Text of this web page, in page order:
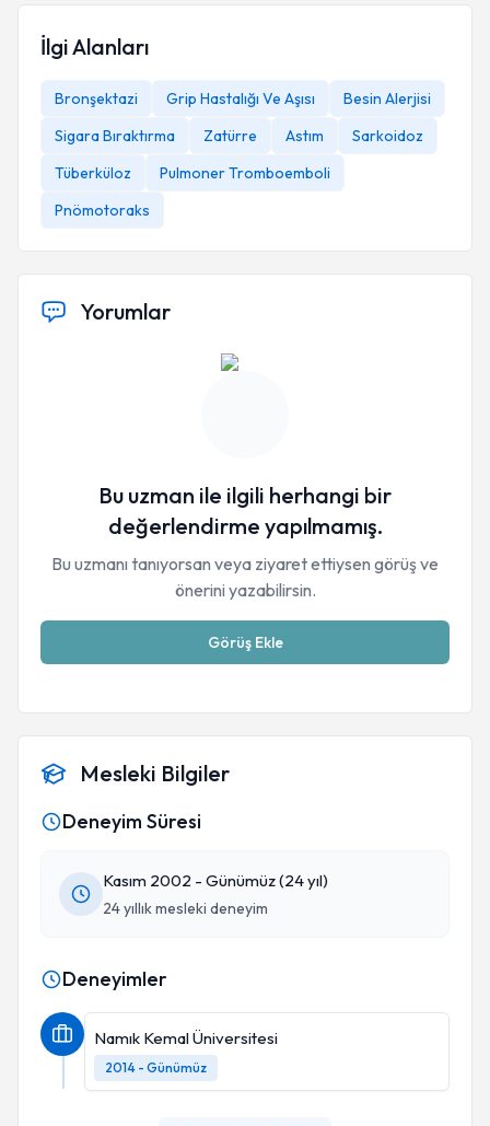
İlgi Alanları
Bronşektazi Grip Hastalığı Ve Aşısı
Besin Alerjisi
Sigara Bıraktırma
Zatürre Astım
Sarkoidoz
Tüberküloz
Pulmoner Tromboemboli
Pnömotoraks
Yorumlar
Bu uzman ile ilgili herhangi bir
değerlendirme yapılmamış.
Bu uzmanı tanıyorsan veya ziyaret ettiysen görüş ve
önerini yazabilirsin.
Görüş Ekle
Mesleki Bilgiler
Deneyim Süresi
Kasım 2002 - Günümüz (24 yıl)
24 yıllık mesleki deneyim
Deneyimler
Namık Kemal Üniversitesi
2014 - Günümüz